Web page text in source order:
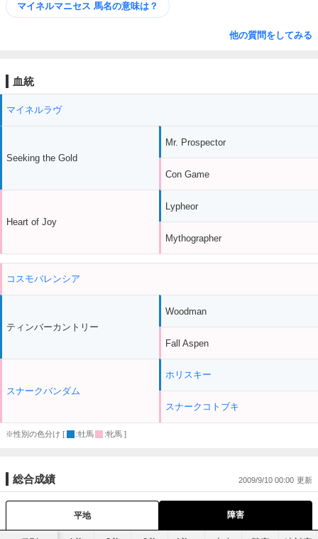
マイネルマニセス 馬名の意味は？
他の質問をしてみる
血統
マイネルラヴ
Seeking the Gold
Heart of Joy
Mr. Prospector
Con Game
Lypheor
Mythographer
コスモバレンシア
ティンバーカントリー
スナークバンダム
Woodman
Fall Aspen
ホリスキー
スナークコトブキ
※性別の色分け [ :牡馬 :牝馬 ]
総合成績 2009/9/10 00:00
平地 障害